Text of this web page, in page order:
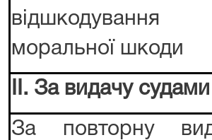
відшкодування
моральної шкоди
IІ. За видачу
За повторну